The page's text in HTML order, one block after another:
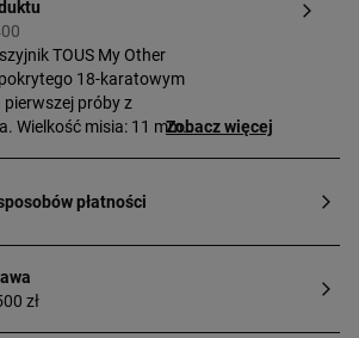
TOUS My Other
18-karatowym
pierwszej próby z
Wielkość misia: 11 mm.
pierwszej próby
Ta jakość
trwałość klejnotu.
się z dwóch części
Zobacz więcej
płatności
zł